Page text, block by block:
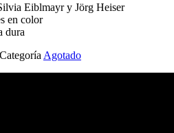
Eiblmayr y Jörg Heiser
en color
dura
Categoría Agotado